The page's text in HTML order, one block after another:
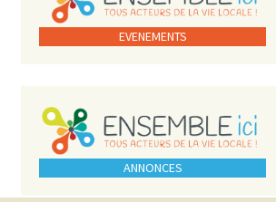
EVENEMENTS
ANNONCES